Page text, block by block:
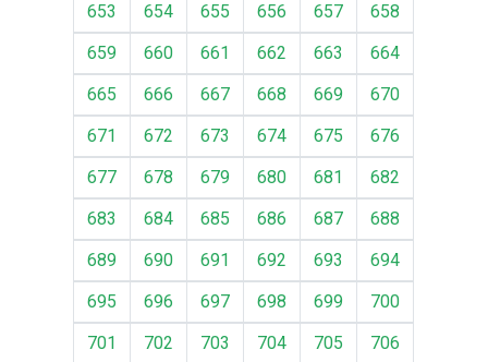
653
654 655 656 657
658
659
660 661 662 663
664
665
666 667 668 669
670
671
672 673 674 675
676
677
678 679 680 681
682
683
684 685 686 687
688
689
690 691 692 693
694
695
696 697 698 699
700
701
702 703 704 705
706